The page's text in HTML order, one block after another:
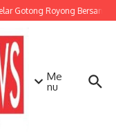
Gotong Royong Bersama
Me
nu